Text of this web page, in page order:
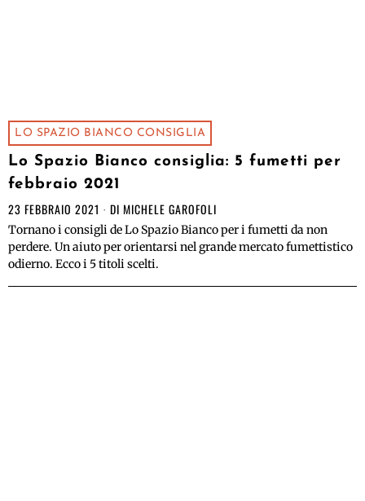
LO SPAZIO BIANCO CONSIGLIA
Lo Spazio Bianco consiglia: 5 fumetti per
febbraio 2021
23 FEBBRAIO 2021 DI MICHELE GAROFOLI
Tornano i consigli de Lo Spazio Bianco per i fumetti da non
perdere. Un aiuto per orientarsi nel grande mercato fumettistico
odierno. Ecco i 5 titoli scelti.